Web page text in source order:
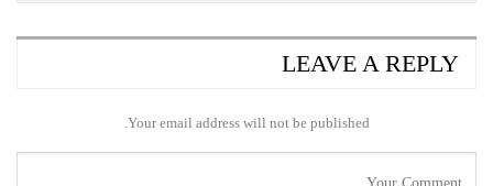
LEAVE A REPLY
Your email address will not be published.